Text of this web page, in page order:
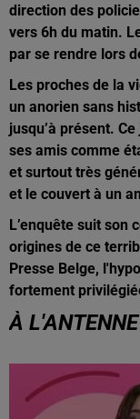
direction des
vers 6h du matin.
par se rendre lors
Les proches de la
un anorien sans
jusqu’à présent.
ses amis comme
et surtout très
et le couvert à un
L’enquête suit son
origines de ce
Presse Belge,
fortement
À L'ANTENNE